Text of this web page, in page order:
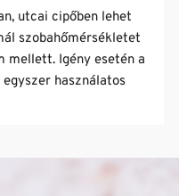
is elfogadunk, a
elérhetőségein,
látogatás,
között ne teljen
utcai cipőben lehet
szobahőmérsékletet
mellett. Igény esetén a
használatos